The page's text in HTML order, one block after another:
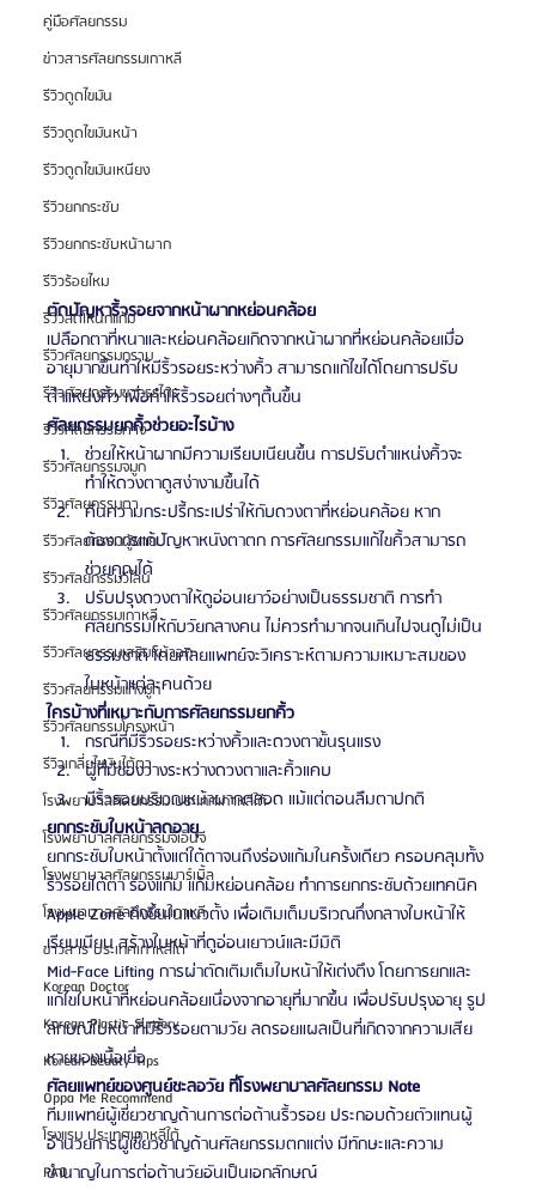
คู่มือศัลยกรรม
ข่าวสารศัลยกรรมเกาหลี
รีวิวดูดไขมัน
รีวิวดูดไขมันหน้า
รีวิวดูดไขมันเหนียง
รีวิวยกกระชับ
รีวิวยกกระชับหน้าผาก
รีวิวร้อยไหม
รีวิวลดโหนกแก้ม
รีวิวศัลยกรรมกราม
รีวิวศัลยกรรมขากรรไกร
รีวิวศัลยกรรมคาง
รีวิวศัลยกรรมจมูก
รีวิวศัลยกรรมตา
รีวิวศัลยกรรมผู้ชาย
รีวิวศัลยกรรมวีไลน์
รีวิวศัลยกรรมเกาหลี
รีวิวศัลยกรรมเสริมหน้าอก
รีวิวศัลยกรรมแก้จมูก
รีวิวศัลยกรรมโครงหน้า
รีวิวเกลี่ยไขมันใต้ตา
โรงพยาบาลศัลยกรรม ประเทศเกาหลีใต้
โรงพยาบาลศัลยกรรมจีเอ็นจี
โรงพยาบาลศัลยกรรมมาร์เบิ้ล
โรงพยาบาลศัลยกรรมเกาหลี
ข่าวสาร ประเทศเกาหลีใต้
Korean Doctor
Korean Plastic Surgery
Korean Beauty Tips
Oppa Me Recommend
โรงแรม ประเทศเกาหลีใต้
FAQ
ตัดปัญหาริ้วรอยจากหน้าผากหย่อนคล้อย
เปลือกตาที่หนาและหย่อนคล้อยเกิดจากหน้าผากที่หย่อนคล้อยเมื่อ
อายุมากขึ้นทำให้มีริ้วรอยระหว่างคิ้ว สามารถแก้ไขได้โดยการปรับ
ตำแหน่งคิ้ว เพื่อทำให้ริ้วรอยต่างๆตื้นขึ้น
ศัลยกรรมยกคิ้วช่วยอะไรบ้าง
ช่วยให้หน้าผากมีความเรียบเนียนขึ้น การปรับตำแหน่งคิ้วจะ
ทำให้ดวงตาดูสง่างามขึ้นได้
คืนความกระปรี้กระเปร่าให้กับดวงตาที่หย่อนคล้อย หาก
ต้องการแก้ปัญหาหนังตาตก การศัลยกรรมแก้ไขคิ้วสามารถ
ช่วยคุณได้
ปรับปรุงดวงตาให้ดูอ่อนเยาว์อย่างเป็นธรรมชาติ การทำ
ศัลยกรรมให้กับวัยกลางคน ไม่ควรทำมากจนเกินไปจนดูไม่เป็น
ธรรมชาติ โดยศัลยแพทย์จะวิเคราะห์ตามความเหมาะสมของ
ใบหน้าแต่ละคนด้วย
ใครบ้างที่เหมาะกับการศัลยกรรมยกคิ้ว
กรณีที่มีริ้วรอยระหว่างคิ้วและดวงตาขั้นรุนแรง
ผู้ที่มีช่องว่างระหว่างดวงตาและคิ้วแคบ
มีริ้วรอยบริเวณหน้าผากตลอด แม้แต่ตอนลืมตาปกติ
ยกกระชับใบหน้าลดอายุ
ยกกระชับใบหน้าตั้งแต่ใต้ตาจนถึงร่องแก้มในครั้งเดียว ครอบคลุมทั้ง
ริ้วรอยใต้ตา ร่องแก้ม แก้มหย่อนคล้อย ทำการยกกระชับด้วยเทคนิค
Apple Zone ดึงขึ้นในแนวตั้ง เพื่อเติมเต็มบริเวณกึ่งกลางใบหน้าให้
เรียบเนียน สร้างใบหน้าที่ดูอ่อนเยาวน์และมีมิติ
Mid-Face Lifting การผ่าตัดเติมเต็มใบหน้าให้เต่งตึง โดยการยกและ
แก้ไขใบหน้าที่หย่อนคล้อยเนื่องจากอายุที่มากขึ้น เพื่อปรับปรุงอายุ รูป
ลักษณ์ใบหน้าที่มีริ้วรอยตามวัย ลดรอยแผลเป็นที่เกิดจากความเสีย
หายของเนื้อเยื่อ
ศัลยแพทย์ของศูนย์ชะลอวัย ที่โรงพยาบาลศัลยกรรม Note
ทีมแพทย์ผู้เชี่ยวชาญด้านการต่อต้านริ้วรอย ประกอบด้วยตัวแทนผู้
อำนวยการผู้เชี่ยวชาญด้านศัลยกรรมตกแต่ง มีทักษะและความ
ชำนาญในการต่อต้านวัยอันเป็นเอกลักษณ์